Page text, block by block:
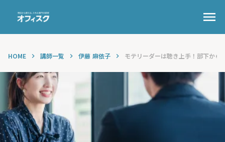
HOME keyboard_arrow_right 講師一覧 keyboard_arrow_right 伊藤 麻依子 keyboard_arrow_right モテリーダーは聴き上手！部下から
menu